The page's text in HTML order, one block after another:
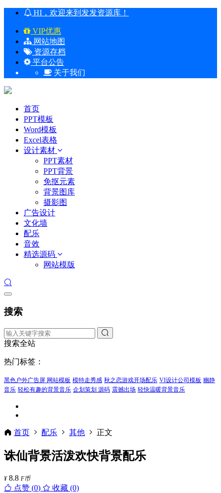
HI，欢迎来到发发资源库！
VIP优惠
网站地图
资源存档
平台公告
关于我们
首页
PPT模板
Word模板
Excel表格
设计素材
PPT素材
PPT背景
免抠元素
背景图库
摄影图
广告设计
文化墙
配乐
音效
精选源码
网站模版
搜索
搜索全站
热门标签：
黑色户外广告屏 网站模板 模特走秀感 秋之恋游戏开场配乐 VI设计公司模板 幽静
音乐 轻松有趣的背景音乐 企划策划 源码 震撼出场 轻快温暖背景音乐
首页 配乐 其他 正文
诛仙背景活泼欢快背景配乐
¥ 8.8 F币
点赞 (0)
收藏 (0)